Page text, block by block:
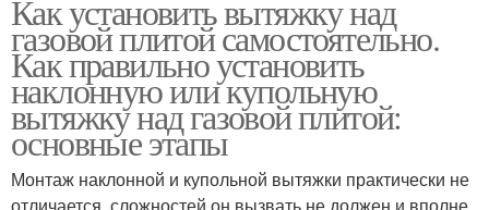
Как установить вытяжку над
газовой плитой самостоятельно.
Как правильно установить
наклонную или купольную
вытяжку над газовой плитой:
основные этапы
Монтаж наклонной и купольной вытяжки практически не